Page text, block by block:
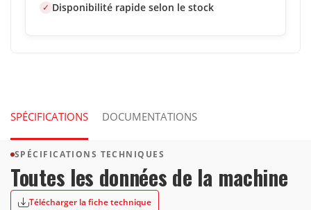
Disponibilité rapide selon le stock
SPÉCIFICATIONS DOCUMENTATIONS
SPÉCIFICATIONS TECHNIQUES
Toutes les données de la machine
Télécharger la fiche technique